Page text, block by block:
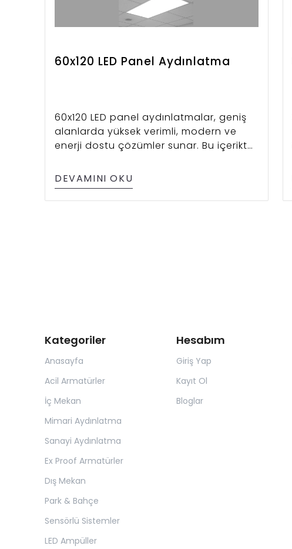
60x120 LED Panel Aydınlatma
60x120 LED panel aydınlatmalar, geniş
alanlarda yüksek verimli, modern ve
enerji dostu çözümler sunar. Bu içerikte
DEVAMINI OKU
Kategoriler
Anasayfa
Acil Armatürler
İç Mekan
Mimari Aydınlatma
Sanayi Aydınlatma
Ex Proof Armatürler
Dış Mekan
Park & Bahçe
Sensörlü Sistemler
LED Ampüller
Hesabım
Giriş Yap
Kayıt Ol
Bloglar